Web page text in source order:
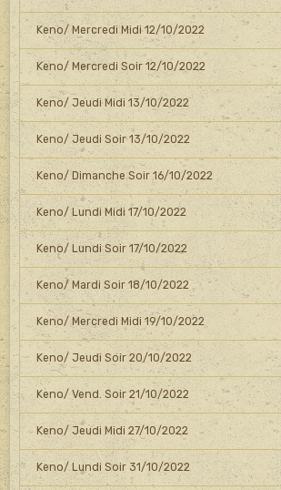
Keno/ Mercredi Midi 12/10/2022
Keno/ Mercredi Soir 12/10/2022
Keno/ Jeudi Midi 13/10/2022
Keno/ Jeudi Soir 13/10/2022
Keno/ Dimanche Soir 16/10/2022
Keno/ Lundi Midi 17/10/2022
Keno/ Lundi Soir 17/10/2022
Keno/ Mardi Soir 18/10/2022
Keno/ Mercredi Midi 19/10/2022
Keno/ Jeudi Soir 20/10/2022
Keno/ Vend. Soir 21/10/2022
Keno/ Jeudi Midi 27/10/2022
Keno/ Lundi Soir 31/10/2022